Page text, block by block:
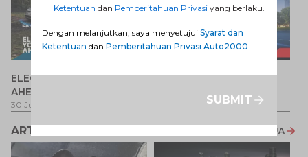
ELECTRIFY YOUR PATH
AHEAD
30 Jul 2026
Promo Veloz HEV
31 Ags 2026
ARTIKEL LAINNYA LIHAT SEMUA
Ketentuan dan Pemberitahuan Privasi yang berlaku.
Dengan melanjutkan, saya menyetujui Syarat dan
Ketentuan dan Pemberitahuan Privasi Auto2000
SUBMIT